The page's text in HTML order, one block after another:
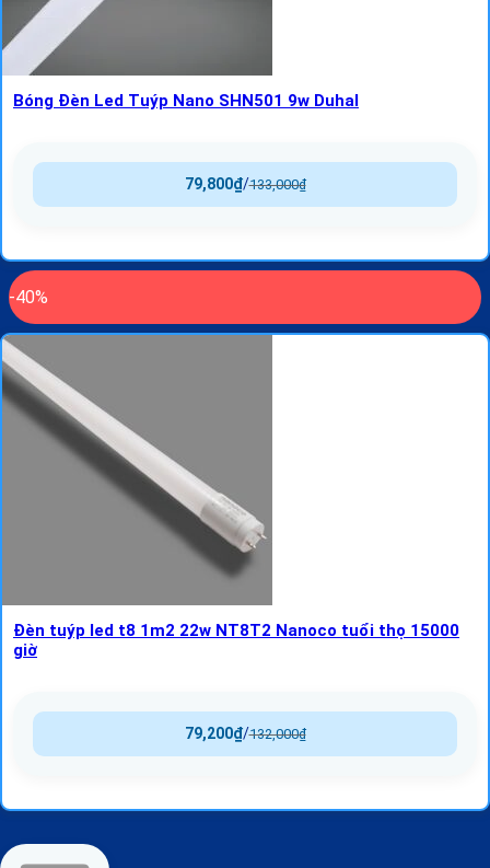
Bóng Đèn Led Tuýp Nano SHN501 9w Duhal
133,000₫
/
79,800₫
-40%
Đèn tuýp led t8 1m2 22w NT8T2 Nanoco tuổi thọ 15000
giờ
132,000₫
/
79,200₫